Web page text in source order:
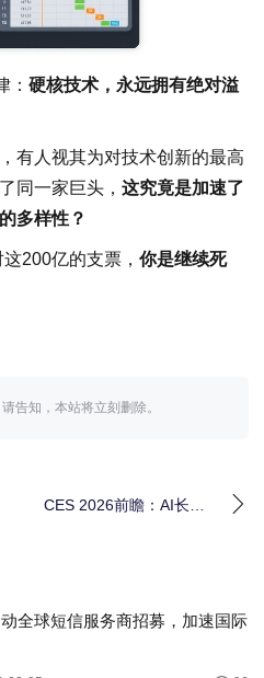
： 硬核技术，永远拥有绝对溢
有人视其为对技术创新的最高
同一家巨头， 这究竟是加速了
多样性？
200亿的支票， 你是继续死
告知，本站将立刻删除。
CES 2026前瞻：AI长
全球短信服务商招募，加速国际